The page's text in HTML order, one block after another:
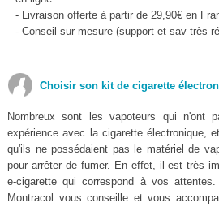
- Livraison offerte à partir de 29,90€ en
- Conseil sur mesure (support et sav très
Choisir son kit de cigarette
Nombreux sont les vapoteurs qui n'ont
expérience avec la cigarette électronique,
qu'ils ne possédaient pas le matériel de
pour arrêter de fumer. En effet, il est très
e-cigarette qui correspond à vos
Montracol vous conseille et vous